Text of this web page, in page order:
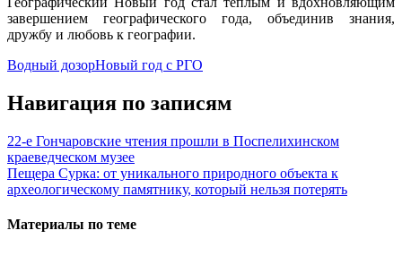
завершением географического года, объединив знания,
дружбу и любовь к географии.
Водный дозорНовый год с РГО
Навигация по записям
22-е Гончаровские чтения прошли в Поспелихинском
краеведческом музее
Пещера Сурка: от уникального природного объекта к
археологическому памятнику, который нельзя потерять
Материалы по теме